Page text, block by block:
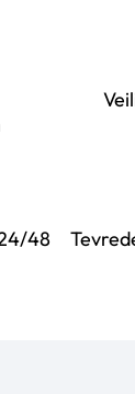
48